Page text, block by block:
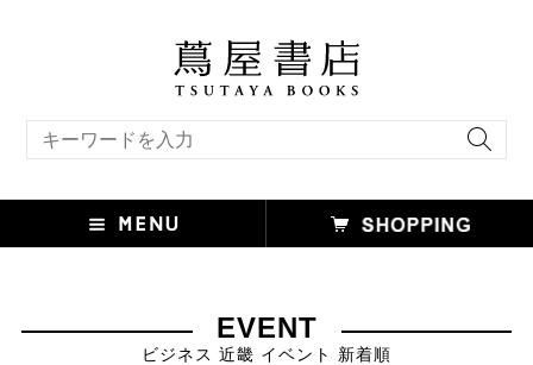
EVENT
ビジネス 近畿 イベント 新着順